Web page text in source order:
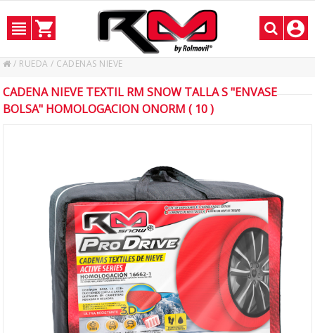
/ RUEDA / CADENAS NIEVE
CADENA NIEVE TEXTIL RM SNOW TALLA S "ENVASE
BOLSA" HOMOLOGACION ONORM ( 10 )